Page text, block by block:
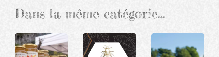
Dans la même catégorie…